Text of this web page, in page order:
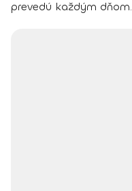
prevedú každým dňom.